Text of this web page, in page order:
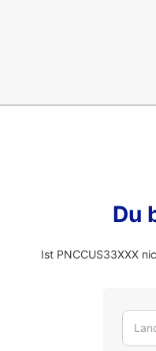
Du
Ist PNCCUS33XXX